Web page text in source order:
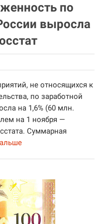
по
выросла
не относящихся к
по заработной
на 1,6% (60 млн.
на 1 ноября —
Суммарная